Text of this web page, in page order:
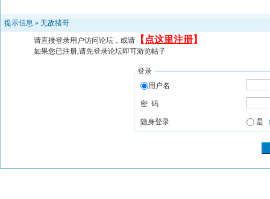
提示信息 » 无敌猪哥
请直接登录用户访问论坛，或请 【 点这里注册】
如果您已注册,请先登录论坛即可游览帖子
登录
用户名
密 码
隐身登录 是